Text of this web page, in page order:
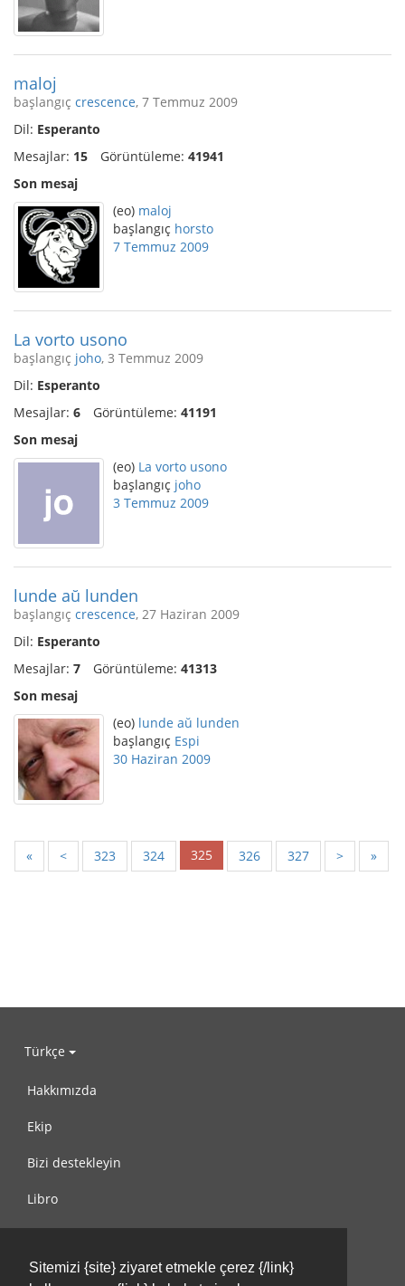
Sitemizi {site} ziyaret etmekle çerez {/link}
maloj
başlangıç crescence, 7 Temmuz 2009
Dil: Esperanto
Mesajlar: 15 Görüntüleme: 41941
Son mesaj
(eo) maloj
başlangıç horsto
7 Temmuz 2009
La vorto usono
başlangıç joho, 3 Temmuz 2009
Dil: Esperanto
Mesajlar: 6 Görüntüleme: 41191
Son mesaj
(eo) La vorto usono
başlangıç joho
3 Temmuz 2009
lunde aŭ lunden
başlangıç crescence, 27 Haziran 2009
Dil: Esperanto
Mesajlar: 7 Görüntüleme: 41313
Son mesaj
(eo) lunde aŭ lunden
başlangıç Espi
30 Haziran 2009
« < 323 324 325 326 327 > »
Türkçe
Hakkımızda
Ekip
Bizi destekleyin
Libro
Kullanım Koşulları